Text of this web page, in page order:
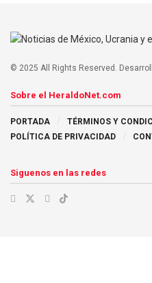
© 2025 All Rights Reserved.
Sobre el HeraldoNet.com
PORTADA
TÉRMINOS Y
POLÍTICA DE PRIVACIDAD
Siguenos en las redes